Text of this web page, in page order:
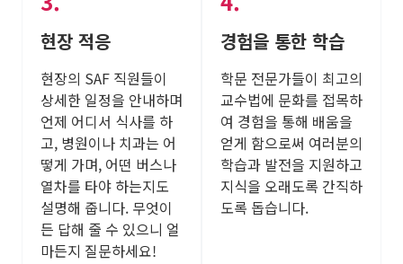
현장 적응
현장의 SAF 직원들이
상세한 일정을 안내하며
언제 어디서 식사를 하
고, 병원이나 치과는 어
떻게 가며, 어떤 버스나
열차를 타야 하는지도
설명해 줍니다. 무엇이
든 답해 줄 수 있으니 얼
마든지 질문하세요!
경험을 통한 학습
학문 전문가들이 최고의
교수법에 문화를 접목하
여 경험을 통해 배움을
얻게 함으로써 여러분의
학습과 발전을 지원하고
지식을 오래도록 간직하
도록 돕습니다.